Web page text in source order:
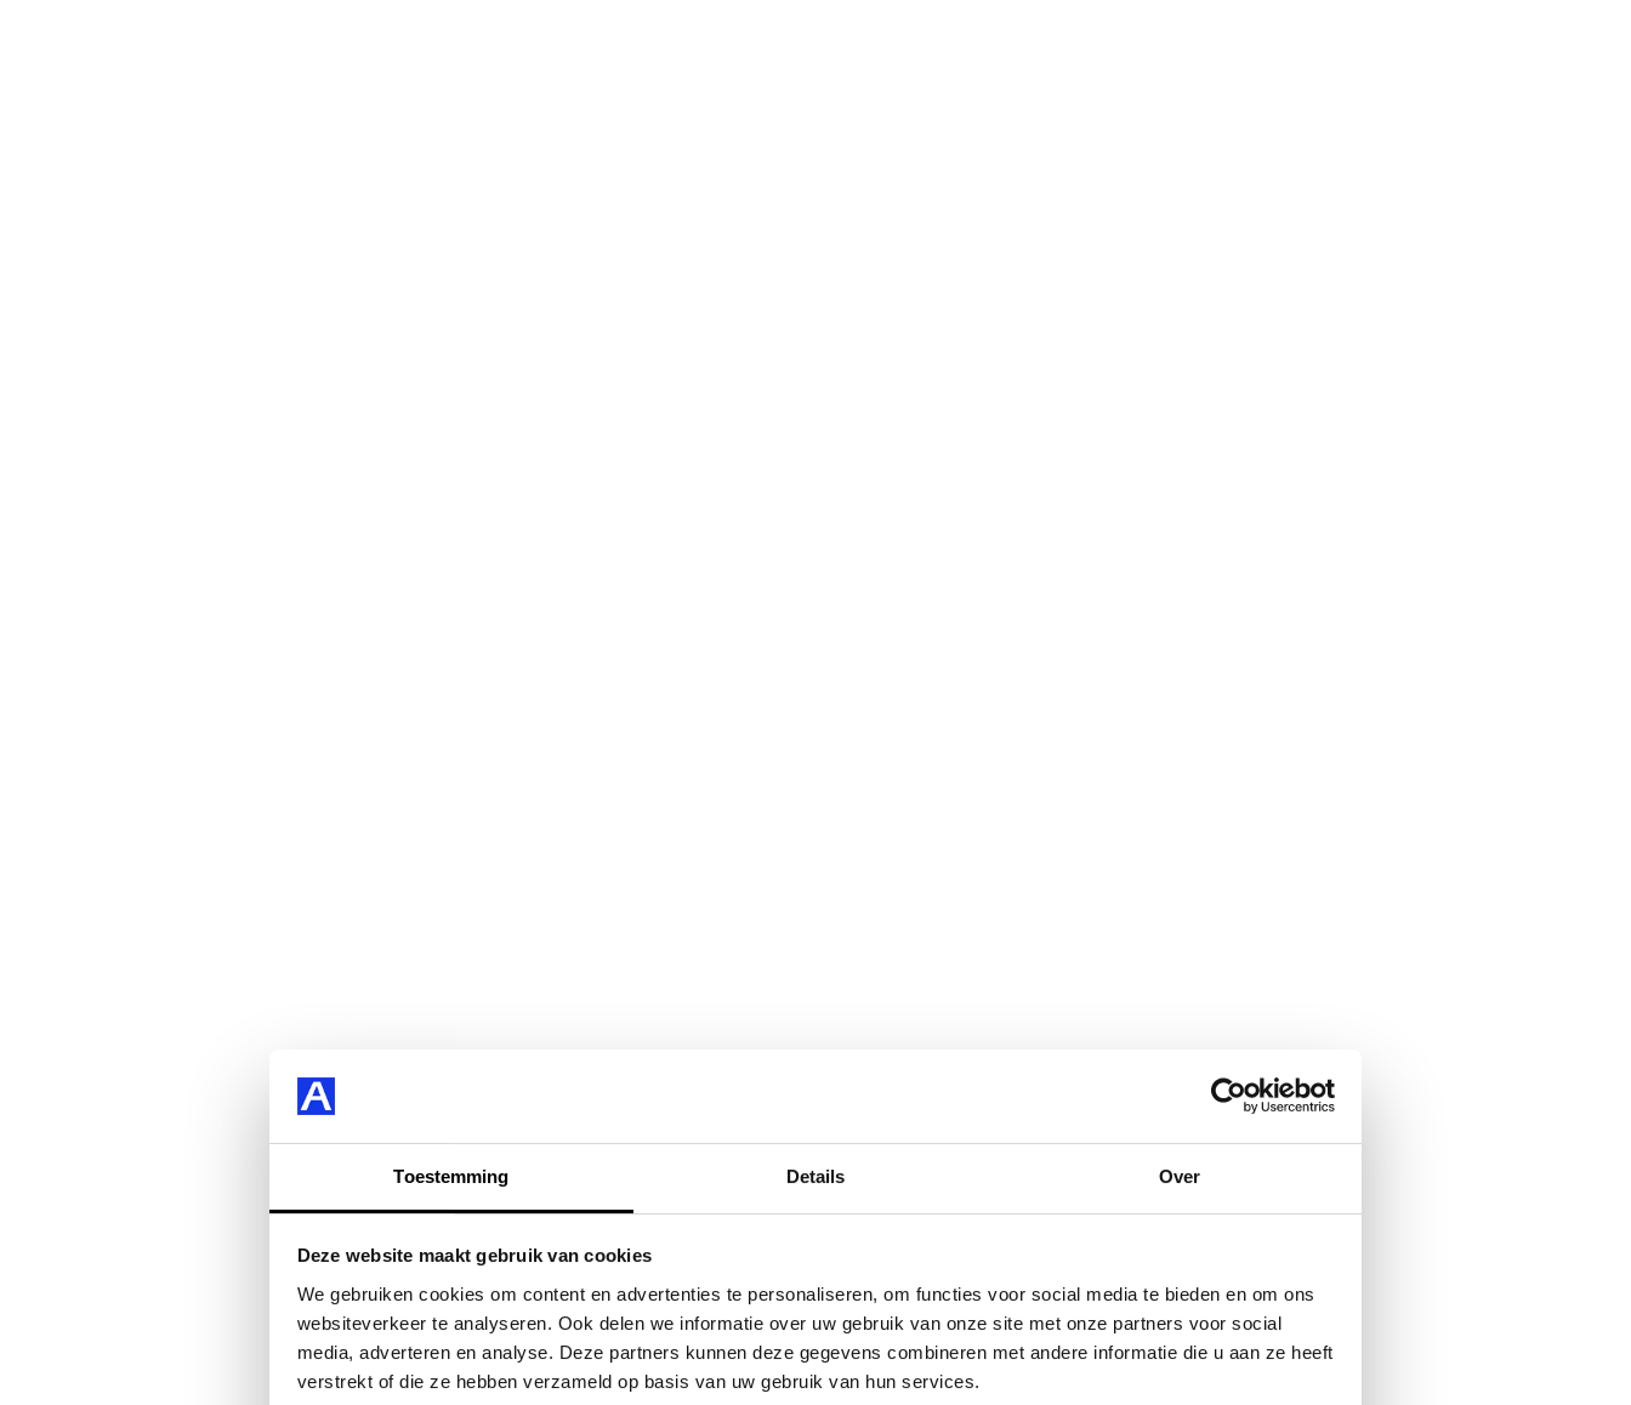
Toestemming Details Over
Deze website maakt gebruik van cookies
We gebruiken cookies om content en advertenties te personaliseren, om functies voor social media te bieden en om ons
websiteverkeer te analyseren. Ook delen we informatie over uw gebruik van onze site met onze partners voor social
media, adverteren en analyse. Deze partners kunnen deze gegevens combineren met andere informatie die u aan ze heeft
verstrekt of die ze hebben verzameld op basis van uw gebruik van hun services.